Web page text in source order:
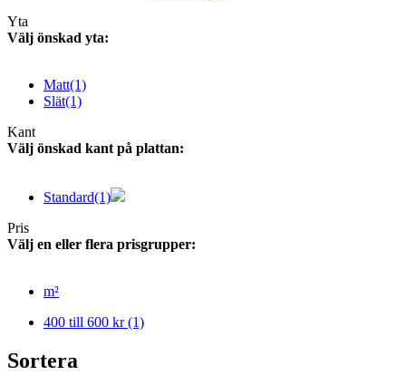
Yta
Välj önskad yta:
Matt(1)
Slät(1)
Kant
Välj önskad kant på plattan:
Standard(1)
Pris
Välj en eller flera prisgrupper:
m²
400 till 600 kr(1)
Sortera